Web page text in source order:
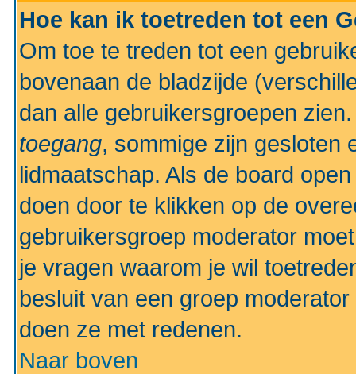
Hoe kan ik toetreden tot een
Om toe te treden tot een
bovenaan de bladzijde
dan alle gebruikersgroepen
toegang, sommige zijn gesloten
lidmaatschap. Als de board
doen door te klikken op de
gebruikersgroep moderator
je vragen waarom je wil
besluit van een groep
doen ze met redenen.
Naar boven